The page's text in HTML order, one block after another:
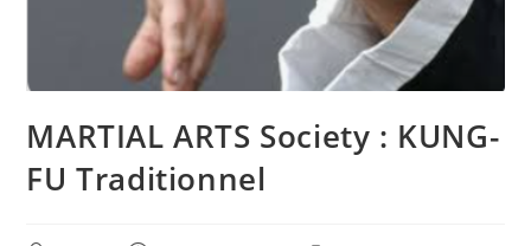
MARTIAL ARTS Society : KUNG-
FU Traditionnel